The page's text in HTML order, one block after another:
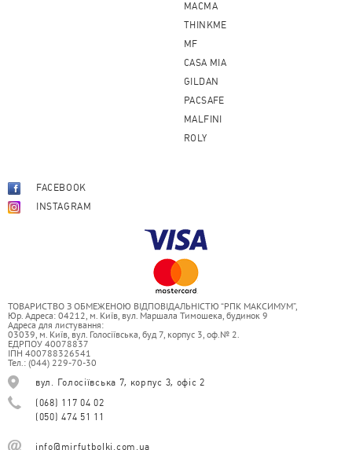
MACMA
THINKME
MF
CASA MIA
GILDAN
PACSAFE
MALFINI
ROLY
FACEBOOK
INSTAGRAM
ТОВАРИСТВО З ОБМЕЖЕНОЮ ВІДПОВІДАЛЬНІСТЮ “РПК МАКСИМУМ”,
Юр. Адреса: 04212, м. Київ, вул. Маршала Тимошека, будинок 9
Адреса для листування:
03039, м. Київ, вул. Голосіївська, буд 7, корпус 3, оф.№ 2.
ЕДРПОУ 40078837
ІПН 400788326541
Тел.: (044) 229-70-30
вул. Голосіївська 7, корпус 3, офіс 2
(068) 117 04 02
(050) 474 51 11
info@mirfutbolki.com.ua